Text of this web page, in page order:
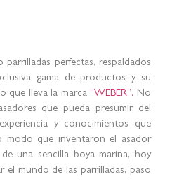
parrilladas perfectas, respaldados
gama de productos y su
que lleva la marca “WEBER”. No
que pueda presumir del
y conocimientos que
modo que inventaron el asador
una sencilla boya marina, hoy
el mundo de las parrilladas, paso